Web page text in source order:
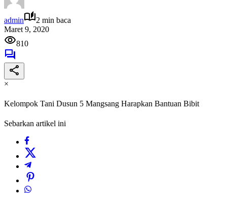
admin
2 min baca
Maret 9, 2020
810
×
Kelompok Tani Dusun 5 Mangsang Harapkan Bantuan Bibit
Sebarkan artikel ini